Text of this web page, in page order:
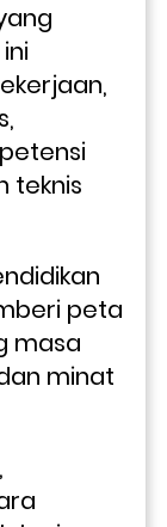
teknis
peta
masa
minat